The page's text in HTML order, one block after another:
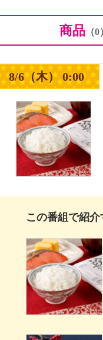
商品 （0
8/6（木） 0:00
この番組で紹